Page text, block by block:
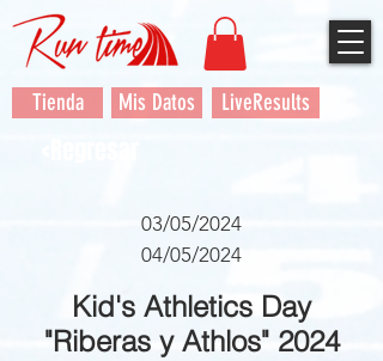
Tienda Mis Datos LiveResults
03/05/2024
04/05/2024
Kid's Athletics Day
"Riberas y Athlos" 2024